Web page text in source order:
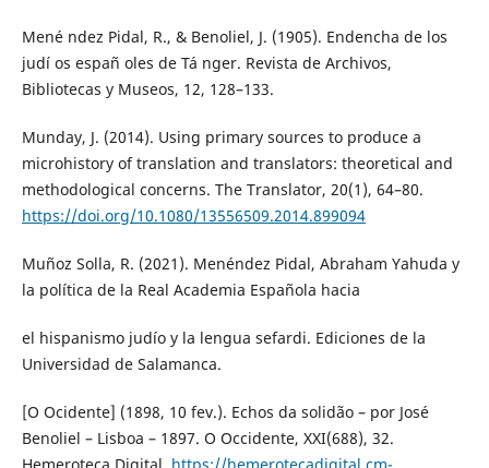
Mené ndez Pidal, R., & Benoliel, J. (1905). Endencha de los
judí os españ oles de Tá nger. Revista de Archivos,
Bibliotecas y Museos, 12, 128–133.
Munday, J. (2014). Using primary sources to produce a
microhistory of translation and translators: theoretical and
methodological concerns. The Translator, 20(1), 64–80.
https://doi.org/10.1080/13556509.2014.899094
Muñoz Solla, R. (2021). Menéndez Pidal, Abraham Yahuda y
la política de la Real Academia Española hacia
el hispanismo judío y la lengua sefardi. Ediciones de la
Universidad de Salamanca.
[O Ocidente] (1898, 10 fev.). Echos da solidão – por José
Benoliel – Lisboa – 1897. O Occidente, XXI(688), 32.